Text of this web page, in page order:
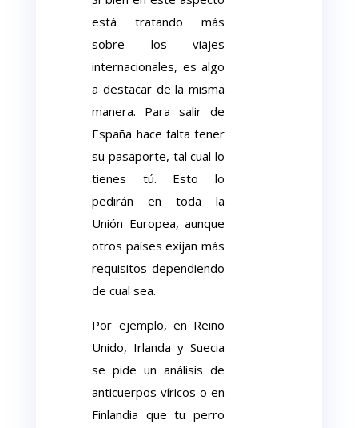
está tratando más
sobre los viajes
internacionales, es algo
a destacar de la misma
manera. Para salir de
España hace falta tener
su pasaporte, tal cual lo
tienes tú. Esto lo
pedirán en toda la
Unión Europea, aunque
otros países exijan más
requisitos dependiendo
de cual sea.
Por ejemplo, en Reino
Unido, Irlanda y Suecia
se pide un análisis de
anticuerpos víricos o en
Finlandia que tu perro